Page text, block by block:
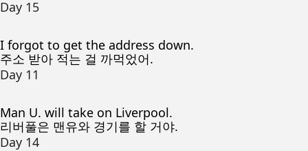
Day 15
I forgot to get the address down.
주소 받아 적는 걸 까먹었어.
Day 11
Man U. will take on Liverpool.
리버풀은 맨유와 경기를 할 거야.
Day 14